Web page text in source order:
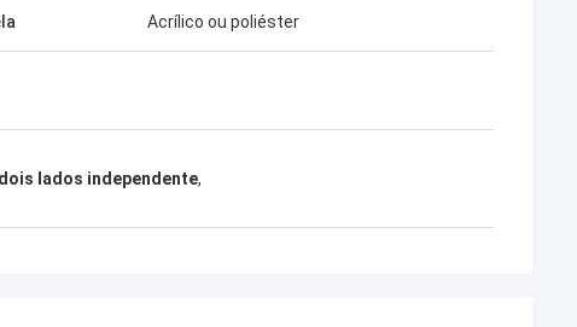
Acrílico ou poliéster
lados independente,